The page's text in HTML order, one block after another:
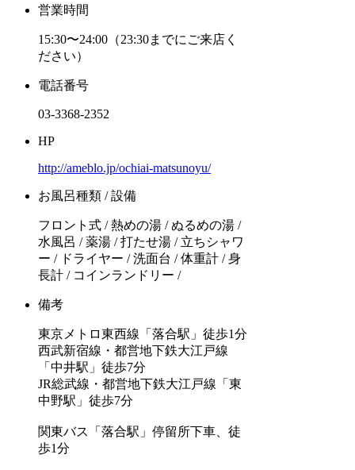
営業時間
15:30〜24:00（23:30までにご来店く
ださい）
電話番号
03-3368-2352
HP
http://ameblo.jp/ochiai-matsunoyu/
お風呂種類 / 設備
フロント式 / 熱めの湯 / ぬるめの湯 /
水風呂 / 薬湯 / 打たせ湯 / 立ちシャワ
ー / ドライヤー / 洗面台 / 体重計 / 身
長計 / コインランドリー /
備考
東京メトロ東西線「落合駅」徒歩1分
西武新宿線・都営地下鉄大江戸線
「中井駅」徒歩7分
JR総武線・都営地下鉄大江戸線「東
中野駅」徒歩7分
関東バス「落合駅」停留所下車、徒
歩1分